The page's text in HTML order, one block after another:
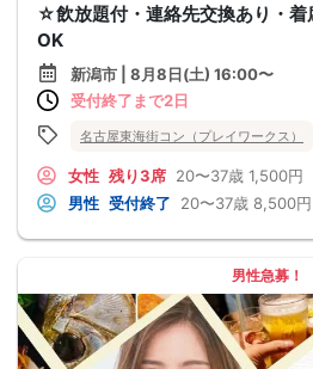
☆飲放題付・連絡先交換あり・着
OK
新潟市 | 8月8日(土) 16:00〜
受付終了まで2日
名古屋東海街コン（プレイワークス）
女性 残り3席 20〜37歳 1,500円
男性 受付終了 20〜37歳 8,500円
男性急募！